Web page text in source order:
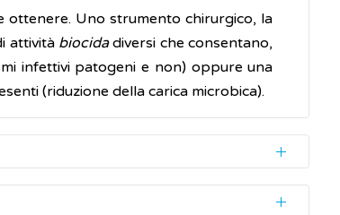
ottenere. Uno strumento chirurgico, la
attività biocidadiversi che consentano,
infettivi patogeni e non) oppure una
(riduzione della carica microbica).